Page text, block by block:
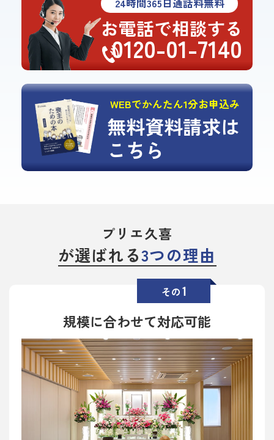
24時間365日通話料無料
お電話で相談する
0120-01-7140
WEBでかんたん1分お申込み
無料資料請求は
こちら
プリエ久喜
が選ばれる3つの理由
その1
規模に合わせて対応可能